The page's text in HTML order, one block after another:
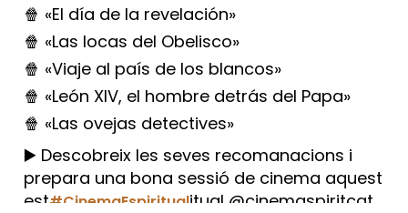
🍿 «El día de la revelación»
🍿 «Las locas del Obelisco»
🍿 «Viaje al país de los blancos»
🍿 «León XIV, el hombre detrás del Papa»
🍿 «Las ovejas detectives»
▶️ Descobreix les seves recomanacions i
prepara una bona sessió de cinema aquest
est#CinemaEspiritualitual @cinemaspiritcat